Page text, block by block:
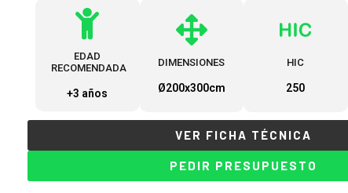
EDAD
RECOMENDADA
+3 años
DIMENSIONES
Ø200x300cm
HIC
250
VER FICHA TÉCNICA
PEDIR PRESUPUESTO